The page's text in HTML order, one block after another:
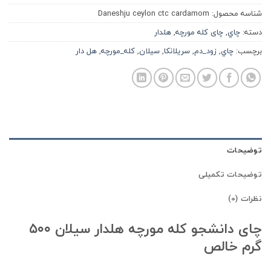
شناسه محصول: Daneshju ceylon ctc cardamom
دسته: چاي,چای کله مورچه,هلدار
برچسب: چاي,زود_دم,سريلانكا,سيلان,کله_مورچه,هل دار
توضیحات
توضیحات تکمیلی
نظرات (0)
چای دانشجو کله مورچه هلدار سیلان ۵۰۰
گرم خالص